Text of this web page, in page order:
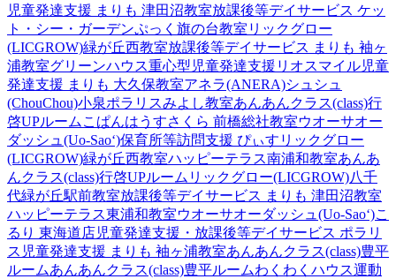
児童発達支援 まりも 津田沼教室放課後等デイサービス ケッ
ト・シー・ガーデンぷっく旗の台教室 リックグロー
(LICGROW)緑が丘西教室放課後等デイサービス まりも 袖ヶ
浦教室グリーンハウス重心型児童発達支援 リオスマイル児童
発達支援 まりも 大久保教室アネラ(ANERA)シュシュ
(ChouChou)小泉ポラリスみよし教室あんあんクラス(class)行
啓UPルーム こぱんはうすさくら 前橋総社教室ウオーサオー
ダッシュ(Uo-Sao‘)保育所等訪問支援 ぴぃす リックグロー
(LICGROW)緑が丘西教室ハッピーテラス南浦和教室あんあ
んクラス(class)行啓UPルーム リックグロー(LICGROW)八千
代緑が丘駅前教室放課後等デイサービス まりも 津田沼教室
ハッピーテラス東浦和教室ウオーサオーダッシュ(Uo-Sao‘)こ
るり 東海道店児童発達支援・放課後等デイサービス ポラリ
ス 児童発達支援 まりも 袖ヶ浦教室あんあんクラス(class)豊平
ルームあんあんクラス(class)豊平ルームわくわくハウス運動